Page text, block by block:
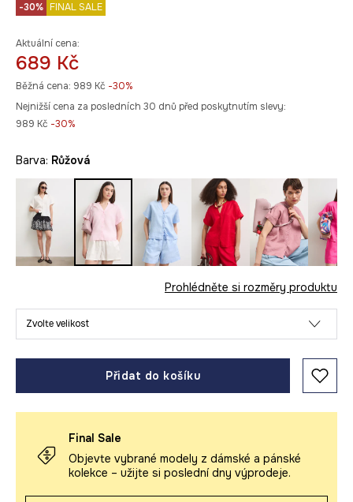
-30% FINAL SALE
Aktuální cena:
689 Kč
Běžná cena: 989 Kč -30%
Nejnižší cena za posledních 30 dnů před poskytnutím slevy:
989 Kč -30%
Barva: růžová
Prohlédněte si rozměry produktu
Zvolte velikost
Přidat do košíku
Final Sale
Objevte vybrané modely z dámské a pánské
kolekce – užijte si poslední dny výprodeje.